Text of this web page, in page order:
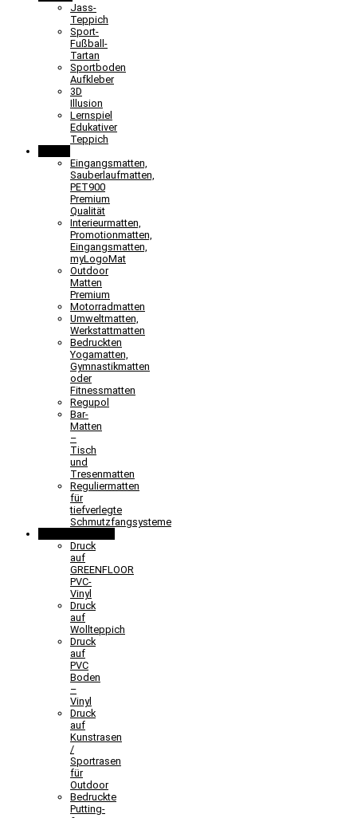
Jass-
Teppich
Sport-
Fußball-
Tartan
Sportboden
Aufkleber
3D
Illusion
Lernspiel
Edukativer
Teppich
Eingangsmatten,
Sauberlaufmatten,
PET900
Premium
Qualität
Interieurmatten,
Promotionmatten,
Eingangsmatten,
myLogoMat
Outdoor
Matten
Premium
Motorradmatten
Umweltmatten,
Werkstattmatten
Bedruckten
Yogamatten,
Gymnastikmatten
oder
Fitnessmatten
Regupol
Bar-
Matten
–
Tisch
und
Tresenmatten
Reguliermatten
für
tiefverlegte
Schmutzfangsysteme
Druck
auf
GREENFLOOR
PVC-
Vinyl
Druck
auf
Wollteppich
Druck
auf
PVC
Boden
–
Vinyl
Druck
auf
Kunstrasen
/
Sportrasen
für
Outdoor
Bedruckte
Putting-